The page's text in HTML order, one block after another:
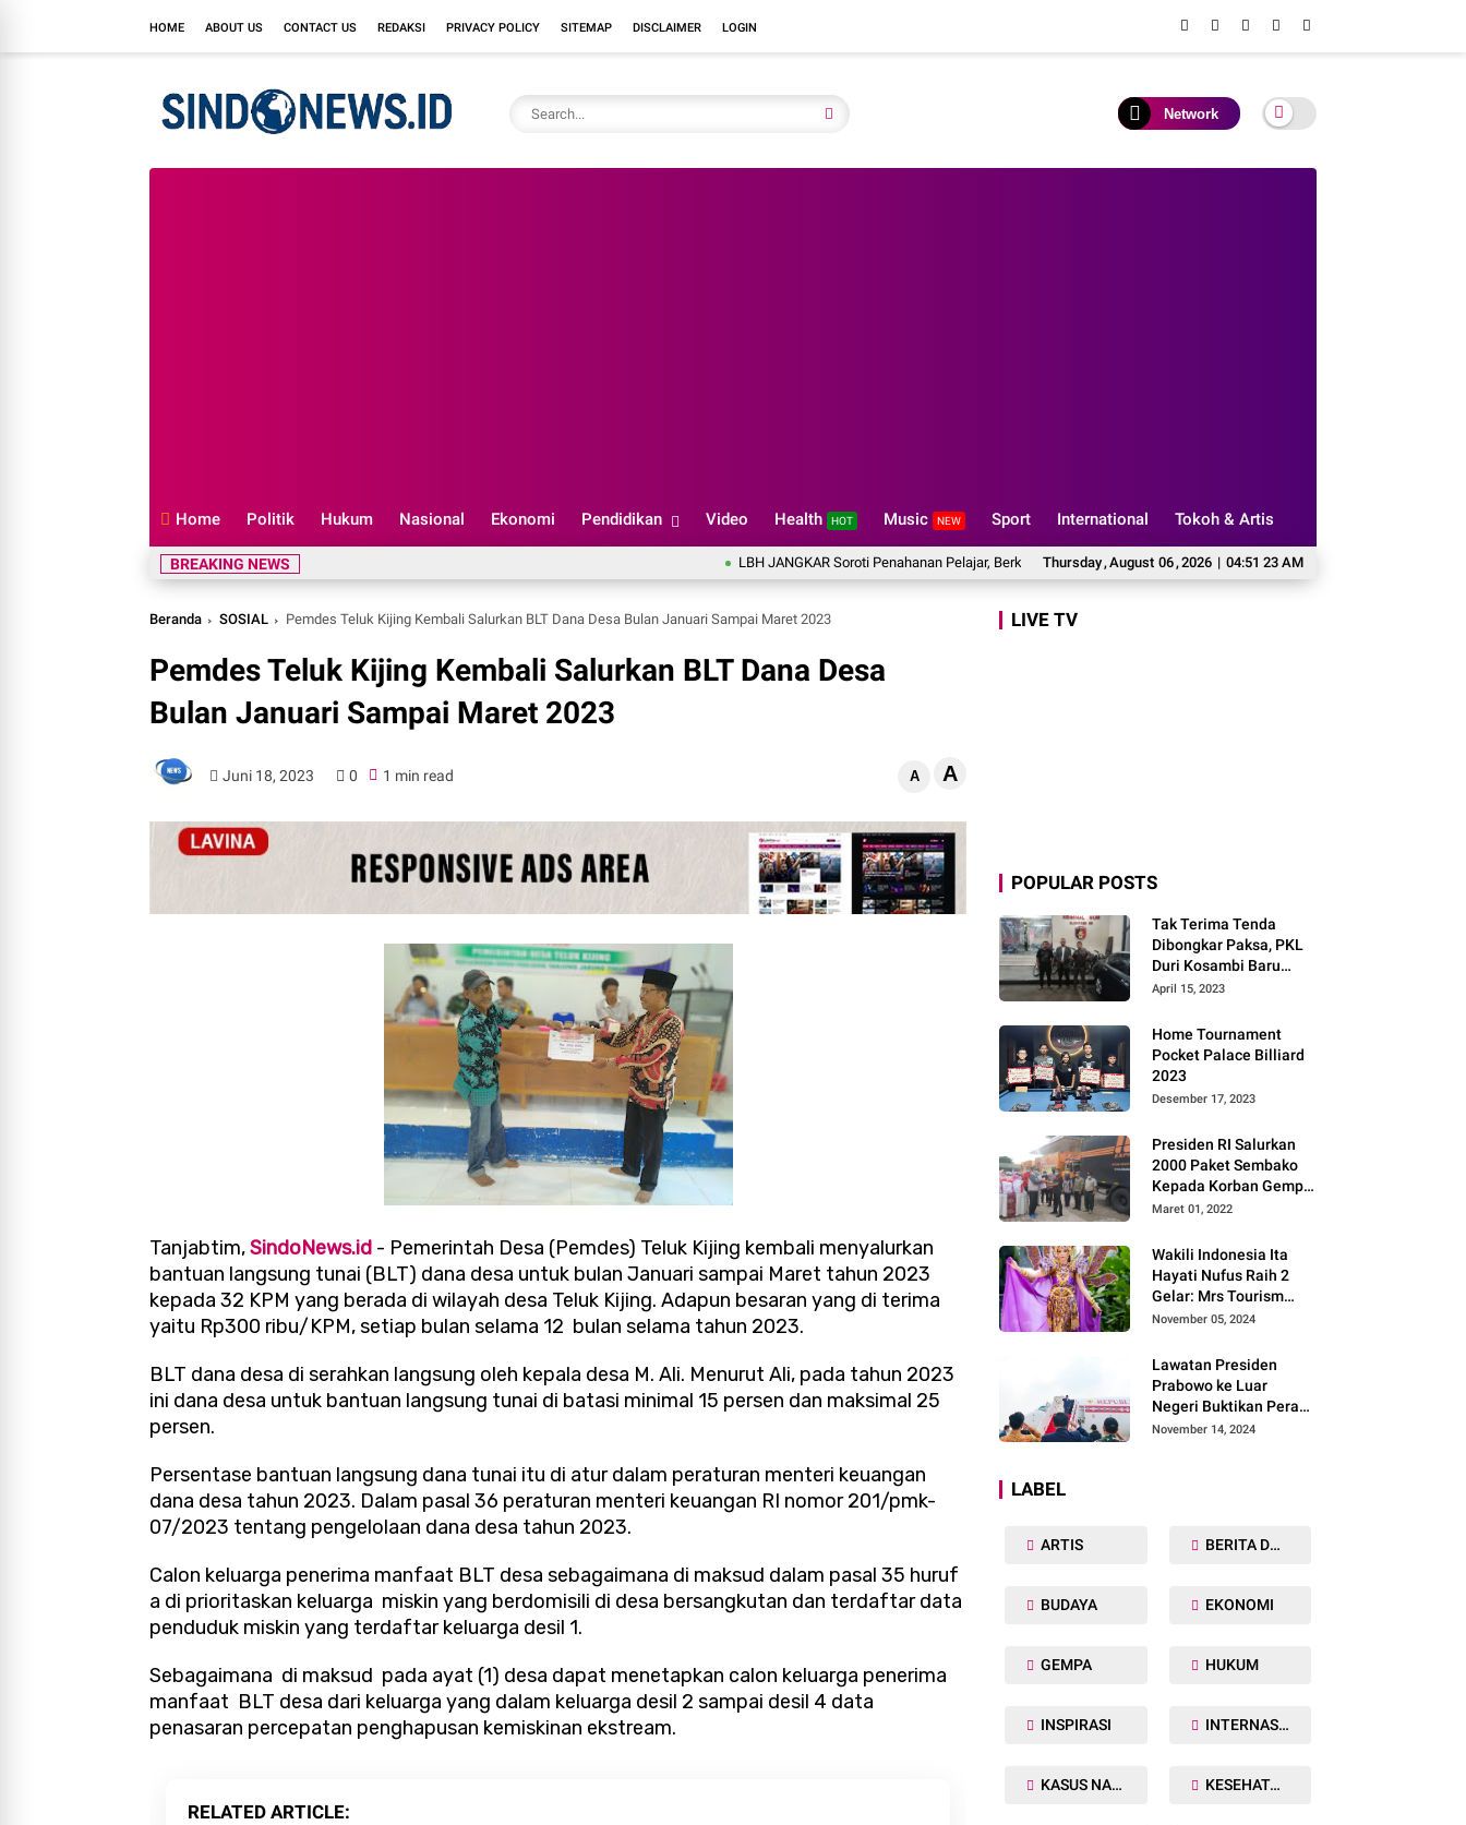
HOME ABOUT US CONTACT US REDAKSI PRIVACY POLICY SITEMAP DISCLAIMER LOGIN
Network
Home Politik Hukum Nasional Ekonomi Pendidikan Video Health HOT Music NEW Sport International Tokoh & Artis
Thursday,August 06,2026 | 04:51 24 AM
BREAKING NEWS LBH JANGKAR Soroti Penahanan Pelajar, Berkas Perkara Disebut Telah Dicabut Muzani: Ziarah ke Makam Bung Karno
Beranda SOSIAL Pemdes Teluk Kijing Kembali Salurkan BLT Dana Desa Bulan Januari Sampai Maret 2023
Pemdes Teluk Kijing Kembali Salurkan BLT Dana Desa
Bulan Januari Sampai Maret 2023
Juni 18, 2023 0 1 min read A A
Tanjabtim,SindoNews.id - Pemerintah Desa (Pemdes) Teluk Kijing kembali menyalurkan
bantuan langsung tunai (BLT) dana desa untuk bulan Januari sampai Maret tahun 2023
kepada 32 KPM yang berada di wilayah desa Teluk Kijing. Adapun besaran yang di terima
yaitu Rp300 ribu/KPM, setiap bulan selama 12 bulan selama tahun 2023.
BLT dana desa di serahkan langsung oleh kepala desa M. Ali. Menurut Ali, pada tahun 2023
ini dana desa untuk bantuan langsung tunai di batasi minimal 15 persen dan maksimal 25
persen.
Persentase bantuan langsung dana tunai itu di atur dalam peraturan menteri keuangan
dana desa tahun 2023. Dalam pasal 36 peraturan menteri keuangan RI nomor 201/pmk-
07/2023 tentang pengelolaan dana desa tahun 2023.
Calon keluarga penerima manfaat BLT desa sebagaimana di maksud dalam pasal 35 huruf
a di prioritaskan keluarga miskin yang berdomisili di desa bersangkutan dan terdaftar data
penduduk miskin yang terdaftar keluarga desil 1.
Sebagaimana di maksud pada ayat (1) desa dapat menetapkan calon keluarga penerima
manfaat BLT desa dari keluarga yang dalam keluarga desil 2 sampai desil 4 data
penasaran percepatan penghapusan kemiskinan ekstream.
RELATED ARTICLE
LIVE TV
POPULAR POSTS
Tak Terima Tenda
Dibongkar Paksa, PKL
Duri Kosambi Baru
Gugat PT MD
April 15, 2023
Home Tournament
Pocket Palace Billiard
2023
Desember 17, 2023
Presiden RI Salurkan
2000 Paket Sembako
Kepada Korban Gempa
di Pasaman Barat
Maret 01, 2022
Wakili Indonesia Ita
Hayati Nufus Raih 2
Gelar: Mrs Tourism
2024 dan Fourth
Worldwide
International 2024, di
Pemilihan Mrs
Worldwide 2024
November 05, 2024
Lawatan Presiden
Prabowo ke Luar
Negeri Buktikan Peran
Strategis Indonesia di
November 14, 2024
LABEL
ARTIS BERITA DAERAH
BUDAYA EKONOMI
GEMPA HUKUM
INSPIRASI INTERNASIONAL
KASUS NARKOBA KESEHATAN TUBUH